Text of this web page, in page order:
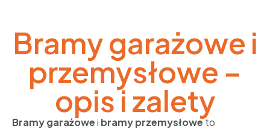
Bramy garażowe i
przemysłowe –
opis i zalety
Bramy garażowei bramy przemysłoweto